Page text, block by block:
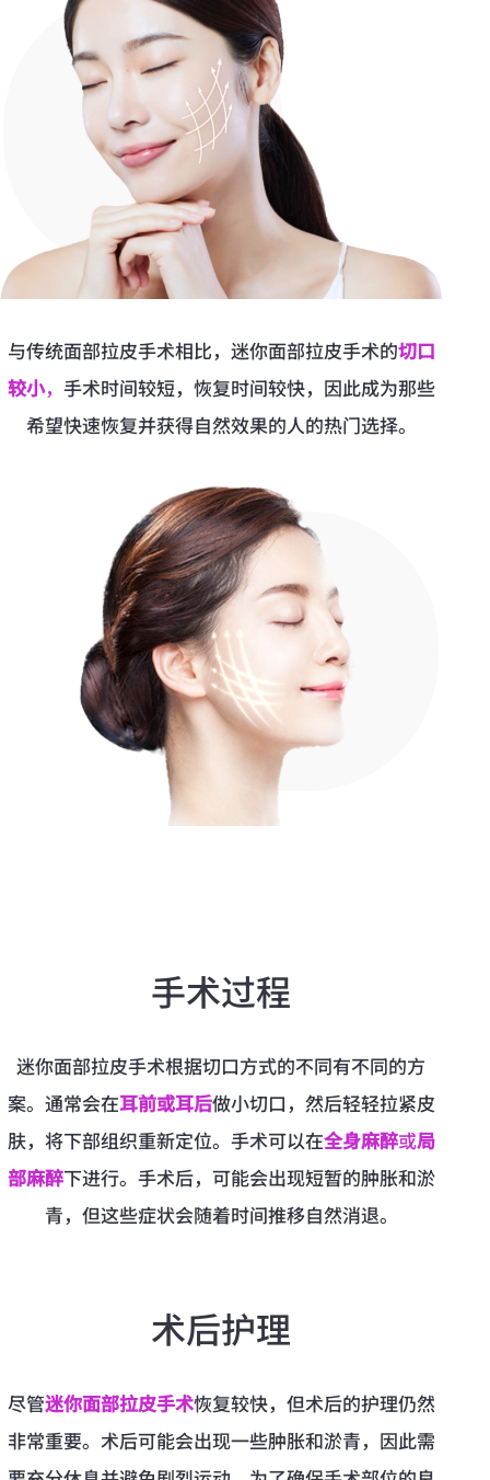
与传统面部拉皮手术相比，迷你面部拉皮手术的切口
较小， 手术时间较短，恢复时间较快，因此成为那些
希望快速恢复并获得自然效果的人的热门选择。
手术过程
迷你面部拉皮手术根据切口方式的不同有不同的方
案。通常会在耳前或耳后做小切口，然后轻轻拉紧皮
肤，将下部组织重新定位。手术可以在全身麻醉或局
部麻醉下进行。手术后，可能会出现短暂的肿胀和淤
青，但这些症状会随着时间推移自然消退。
术后护理
尽管迷你面部拉皮手术恢复较快，但术后的护理仍然
非常重要。术后可能会出现一些肿胀和淤青，因此需